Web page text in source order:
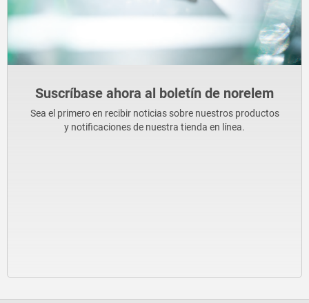
Suscríbase ahora al boletín de norelem
Sea el primero en recibir noticias sobre nuestros productos
y notificaciones de nuestra tienda en línea.